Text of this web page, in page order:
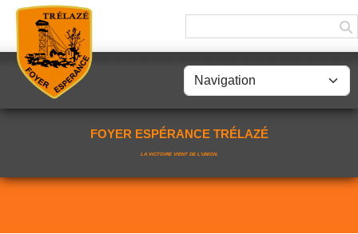
FOYER ESPÉRANCE TRÉLAZÉ
LA VICTOIRE VIENT DE L'UNION.
Panneau de gestion des cookies